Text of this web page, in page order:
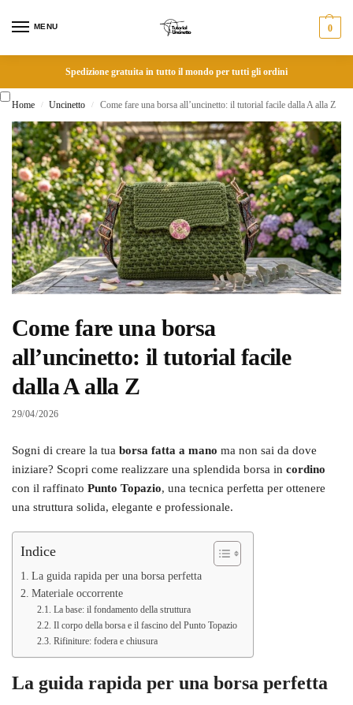
MENU 0
Spedizione gratuita in tutto il mondo per tutti gli ordini
Home / Uncinetto / Come fare una borsa all’uncinetto: il tutorial facile dalla A alla Z
Come fare una borsa
all’uncinetto: il tutorial facile
dalla A alla Z
29/04/2026
Sogni di creare la tua borsa fatta a mano ma non sai da dove
iniziare? Scopri come realizzare una splendida borsa in cordino
con il raffinato Punto Topazio, una tecnica perfetta per ottenere
una struttura solida, elegante e professionale.
Indice
La guida rapida per una borsa perfetta
Materiale occorrente
La base: il fondamento della struttura
Il corpo della borsa e il fascino del Punto Topazio
Rifiniture: fodera e chiusura
La guida rapida per una borsa perfetta